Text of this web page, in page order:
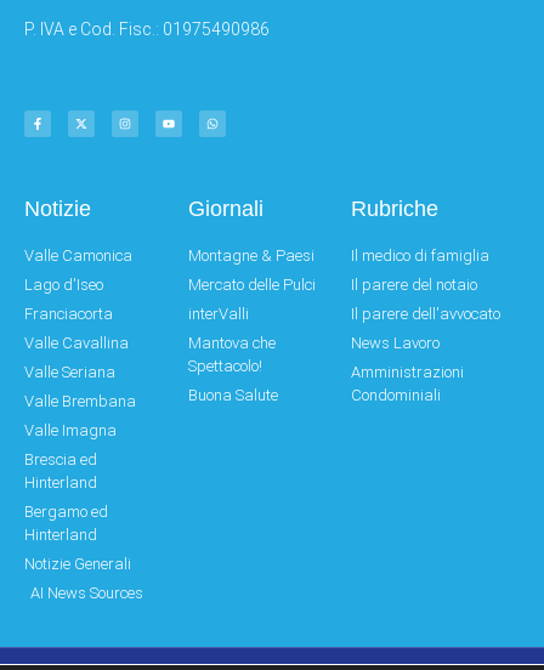
P. IVA e Cod. Fisc.: 01975490986
Notizie
Valle Camonica
Lago d'Iseo
Franciacorta
Valle Cavallina
Valle Seriana
Valle Brembana
Valle Imagna
Brescia ed
Hinterland
Bergamo ed
Hinterland
Notizie Generali
AI News Sources
Giornali
Montagne & Paesi
Mercato delle Pulci
interValli
Mantova che
Spettacolo!
Buona Salute
Rubriche
Il medico di famiglia
Il parere del notaio
Il parere dell'avvocato
News Lavoro
Amministrazioni
Condominiali